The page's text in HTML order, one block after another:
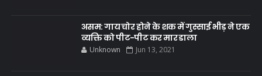
असम: गाय चोर होने के शक में गुस्साई भीड़ ने एक
व्यक्ति को पीट-पीट कर मार डाला
Unknown Jun 13, 2021